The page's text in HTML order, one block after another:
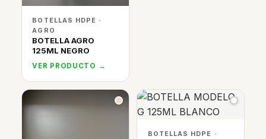
BOTELLAS HDPE ·
AGRO
BOTELLA AGRO
125ML NEGRO
VER PRODUCTO →
BOTELLAS HDPE ·